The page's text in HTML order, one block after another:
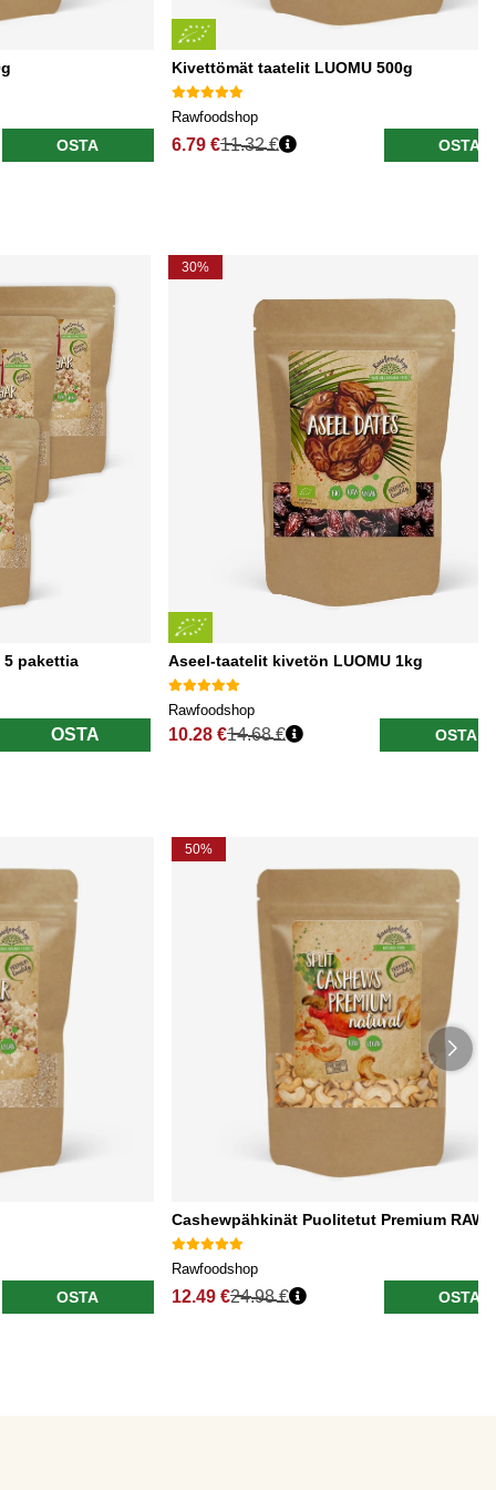
OSTA
Kivettömät taatelit LUOMU 500g
Rawfoodshop
6.79 €11.32 € OSTA
5 pakettia
OSTA
30%
Aseel-taatelit kivetön LUOMU 1kg
Rawfoodshop
10.28 €
Normaali hinta
14.68 € OSTA
OSTA
50%
Cashewpähkinät Puolitetut Premium RAW
Rawfoodshop
12.49 €24.98 € OSTA